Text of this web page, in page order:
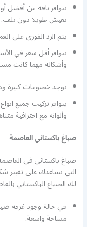
يتوافر باقة من أفضل
تعيش طويلا دون تلف.
يتم الرد الفوري على
يتوافر أقل سعر في
وأشكاله مهما كانت
يوجد خصومات كبيرة
يتوافر تركيب جميع
وألوانه مع احترافية
صباغ باكستاني العاصمة
صباغ باكستاني في
التي تساعدك على تغيير
لك الصباغ الباكستاني
في حالة وجود غرفة
مساحة واسعة.